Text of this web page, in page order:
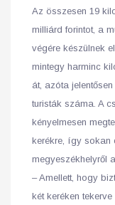
Az összesen 19
milliárd forintot, a
végére készülnek
mintegy harminc
át, azóta
turisták száma. A
kényelmesen
kerékre, így sokan
megyeszékhelyről
– Amellett, hogy
két keréken